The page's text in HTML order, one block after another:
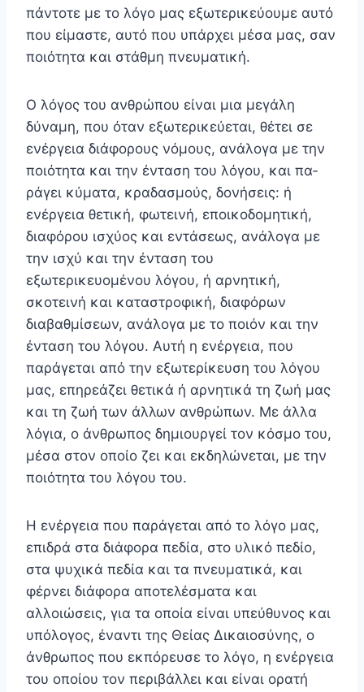
πάντοτε με το λόγο μας εξωτερικεύουμε αυτό
που είμαστε, αυτό που υπάρχει μέσα μας, σαν
ποιότητα και στάθμη πνευματική.
Ο λόγος του ανθρώπου είναι μια μεγάλη
δύναμη, που όταν εξωτερικεύεται, θέτει σε
ενέργεια διάφορους νόμους, ανάλογα με την
ποιότητα και την ένταση του λόγου, και πα­
ράγει κύματα, κραδασμούς, δονήσεις: ή
ενέργεια θετική, φωτεινή, εποικοδομητική,
διαφόρου ισχύος και εντάσεως, ανάλογα με
την ισχύ και την ένταση του
εξωτερικευομένου λόγου, ή αρνητική,
σκοτεινή και καταστροφική, διαφόρων
διαβαθμίσεων, ανάλογα με το ποιόν και την
ένταση του λόγου. Αυτή η ενέργεια, που
παράγεται από την εξωτερί­κευση του λόγου
μας, επηρεάζει θετικά ή αρνητικά τη ζωή μας
και τη ζωή των άλλων ανθρώπων. Με άλλα
λόγια, ο άνθρωπος δημιουργεί τον κόσμο του,
μέσα στον οποίο ζει και εκδηλώνεται, με την
ποιότητα του λόγου του.
Η ενέργεια που παράγεται από το λόγο μας,
επιδρά στα διάφορα πεδία, στο υλικό πεδίο,
στα ψυχικά πεδία και τα πνευματικά, και
φέρνει διάφορα αποτελέσματα και
αλλοιώσεις, για τα οποία είναι υπεύθυνος και
υπόλογος, έναντι της Θείας Δικαιοσύνης, ο
άνθρωπος που εκπόρευσε το λόγο, η ενέργεια
του οποίου τον περιβάλλει και είναι ορατή